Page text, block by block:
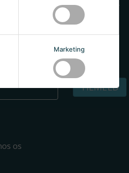
Marketing
en dyd ud af at kunne leverer
viden til danskere, som
øl selv.
TILMELD
os